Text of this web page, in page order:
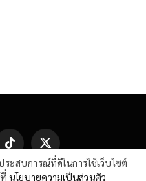
TikTok
X
(Twitter)
ะสบการณ์ที่ดีในการใช้เว็บไซต์
นโยบายความเป็นส่วนตัว